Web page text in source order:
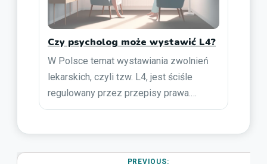
Czy psycholog może wystawić L4?
W Polsce temat wystawiania zwolnień
lekarskich, czyli tzw. L4, jest ściśle
regulowany przez przepisy prawa.…
PREVIOUS: